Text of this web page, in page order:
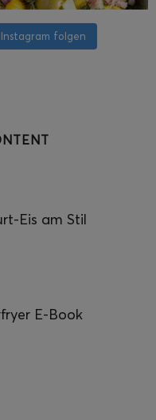
folgen
Eis am Stil
E-Book